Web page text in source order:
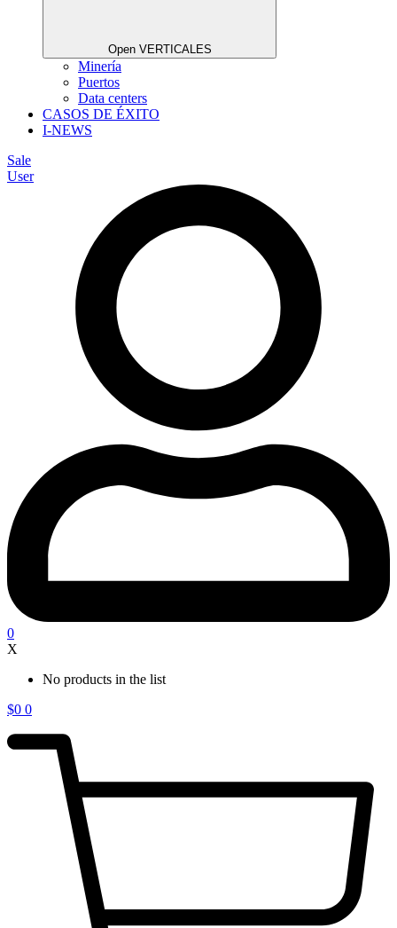
Open VERTICALES
Minería
Puertos
Data centers
CASOS DE ÉXITO
I-NEWS
Sale
User
0
X
No products in the list
$0 0